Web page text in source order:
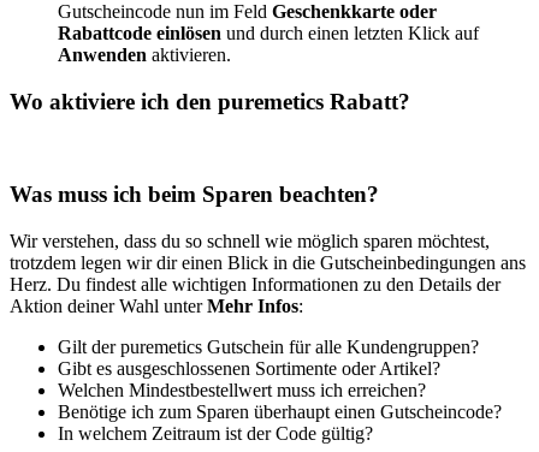
Gutscheincode nun im Feld Geschenkkarte oder
Rabattcode einlösen und durch einen letzten Klick auf
Anwenden aktivieren.
Wo aktiviere ich den puremetics Rabatt?
Was muss ich beim Sparen beachten?
Wir verstehen, dass du so schnell wie möglich sparen möchtest,
trotzdem legen wir dir einen Blick in die Gutscheinbedingungen ans
Herz. Du findest alle wichtigen Informationen zu den Details der
Aktion deiner Wahl unterMehr Infos:
Gilt der puremetics Gutschein für alle Kundengruppen?
Gibt es ausgeschlossenen Sortimente oder Artikel?
Welchen Mindestbestellwert muss ich erreichen?
Benötige ich zum Sparen überhaupt einen Gutscheincode?
In welchem Zeitraum ist der Code gültig?